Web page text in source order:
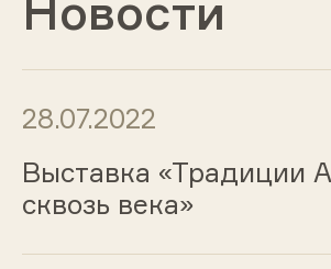
Новости
28.07.2022
Выставка «Традиции
сквозь века»